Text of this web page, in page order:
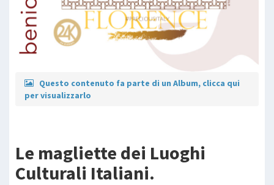
Questo contenuto fa parte di un Album, clicca qui
per visualizzarlo
Le magliette dei Luoghi
Culturali Italiani.